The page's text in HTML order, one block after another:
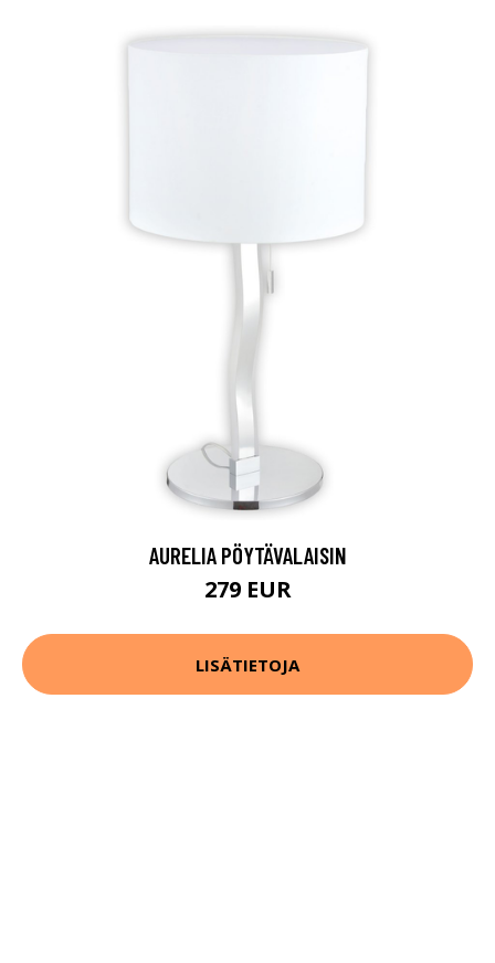
AURELIA PÖYTÄVALAISIN
279 EUR
LISÄTIETOJA